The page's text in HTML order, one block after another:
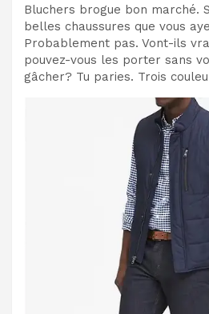
Bluchers brogue bon marché.
belles chaussures que vous
Probablement pas. Vont-ils
pouvez-vous les porter sans
gâcher? Tu paries. Trois